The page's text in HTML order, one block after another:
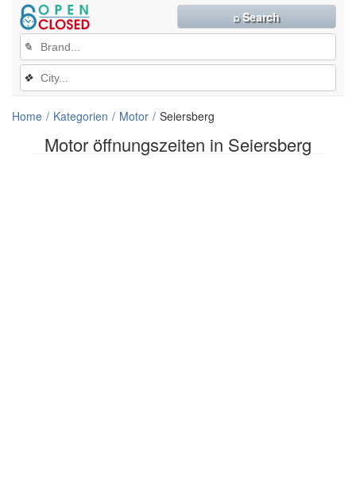
Motor öffnungszeiten in Seiersberg
✎
❖
⌕ Search
Home Kategorien Motor Seiersberg